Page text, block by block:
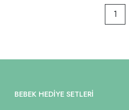
1
BEBEK HEDIYE SETLERI